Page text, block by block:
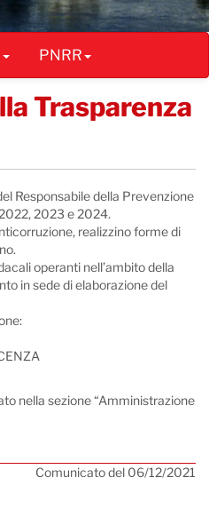
PNRR
Trasparenza
Responsabile della Prevenzione
2023 e 2024.
realizzino forme di
operanti nell’ambito della
in sede di elaborazione del
nella sezione “Amministrazione
Comunicato del 06/12/2021